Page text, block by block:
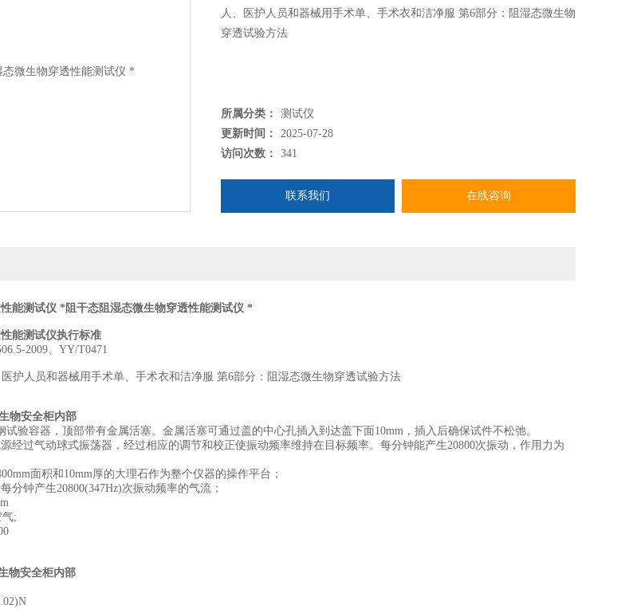
人、医护人员和器械用手术单、手术衣和洁净服 第6部分：阻湿态微生物
穿透试验方法
所属分类：
测试仪
更新时间：
2025-07-28
访问次数：
341
联系我们 在线咨询
能测试仪 *阻干态阻湿态微生物穿透性能测试仪 *
能测试仪执行标准
2009、YY/T0471
护人员和器械用手术单、手术衣和洁净服 第6部分：阻湿态微生物穿透试验方法
物安全柜内部
试验容器，顶部带有金属活塞。金属活塞可通过盖的中心孔插入到达盖下面10mm，插入后确保试件不松弛。
经过气动球式振荡器，经过相应的调节和校正使振动频率维持在目标频率。每分钟能产生20800次振动，作用力为
面积和10mm厚的大理石作为整个仪器的操作平台；
分钟产生20800(347Hz)次振动频率的气流；
气;
物安全柜内部